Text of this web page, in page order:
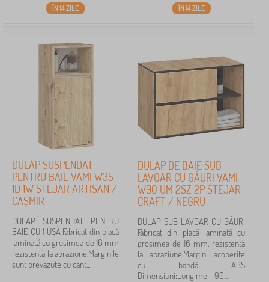
ÎN 14 ZILE ÎN 14 ZILE
DULAP SUSPENDAT
PENTRU BAIE VAMI W35
1D 1W STEJAR ARTISAN /
CAȘMIR
DULAP SUSPENDAT PENTRU
BAIE CU 1 UȘĂ Fabricat din placă
laminată cu grosimea de 16 mm
rezistentă la abraziune.Marginile
sunt prevăzute cu cant...
DULAP DE BAIE SUB
LAVOAR CU GĂURI VAMI
W90 UM 2SZ 2P STEJAR
CRAFT / NEGRU
DULAP SUB LAVOAR CU GĂURI
Fabricat din placă laminată cu
grosimea de 16 mm, rezistentă
la abraziune.Margini acoperite
cu bandă ABS
Dimensiuni:Lungime - 90...